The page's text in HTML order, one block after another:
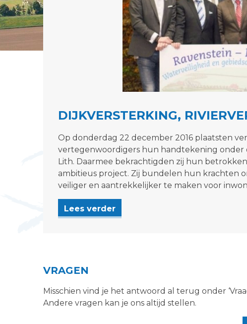
DIJKVERSTERKING,
Op donderdag 22 december 2016 plaatsten
vertegenwoordigers hun handtekening onder
Lith. Daarmee bekrachtigden zij hun
ambitieus project. Zij bundelen hun krachten
veiliger en aantrekkelijker te maken voor
Lees verder
VRAGEN
Misschien vind je het antwoord al terug onder
Andere vragen kan je ons altijd stellen.